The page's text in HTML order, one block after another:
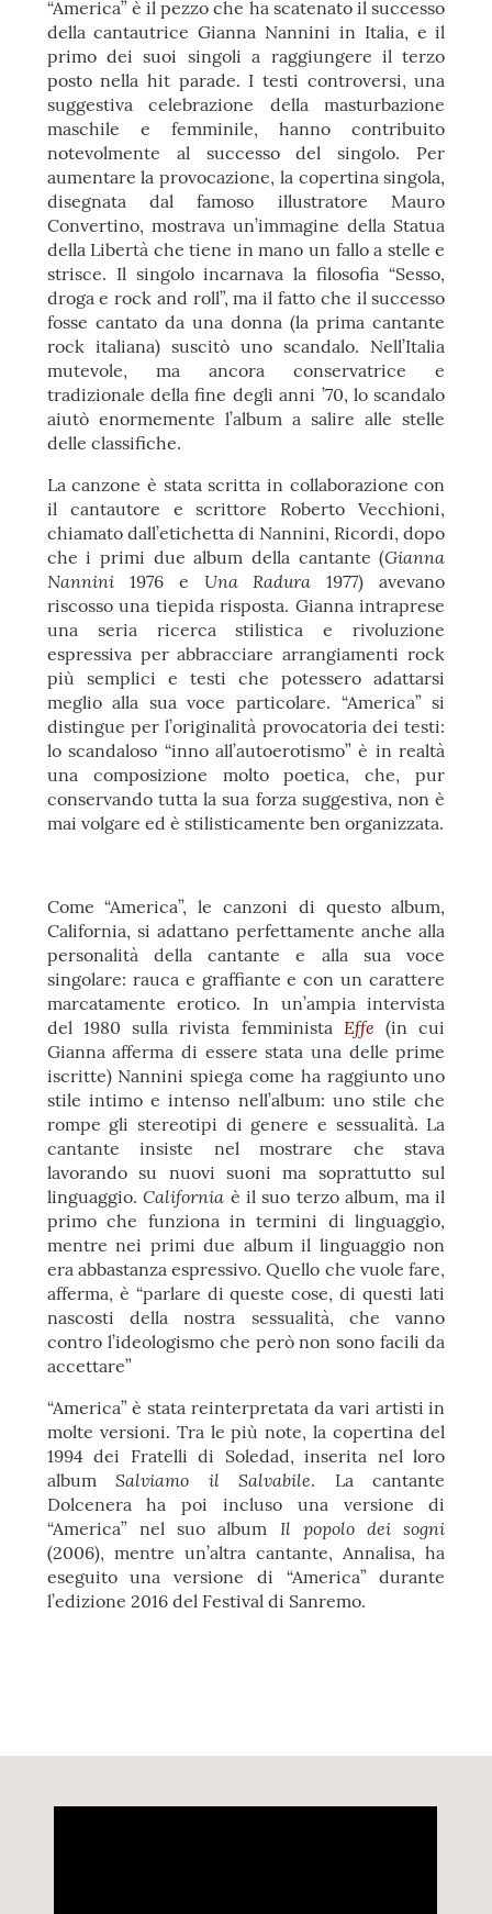
“America” è il pezzo che ha scatenato il successo
della cantautrice Gianna Nannini in Italia, e il
primo dei suoi singoli a raggiungere il terzo
posto nella hit parade. I testi controversi, una
suggestiva celebrazione della masturbazione
maschile e femminile, hanno contribuito
notevolmente al successo del singolo. Per
aumentare la provocazione, la copertina singola,
disegnata dal famoso illustratore Mauro
Convertino, mostrava un’immagine della Statua
della Libertà che tiene in mano un fallo a stelle e
strisce. Il singolo incarnava la filosofia “Sesso,
droga e rock and roll”, ma il fatto che il successo
fosse cantato da una donna (la prima cantante
rock italiana) suscitò uno scandalo. Nell’Italia
mutevole, ma ancora conservatrice e
tradizionale della fine degli anni ’70, lo scandalo
aiutò enormemente l’album a salire alle stelle
delle classifiche.
La canzone è stata scritta in collaborazione con
il cantautore e scrittore Roberto Vecchioni,
chiamato dall’etichetta di Nannini, Ricordi, dopo
che i primi due album della cantante (Gianna
Nannini1976 e Una Radura 1977) avevano
riscosso una tiepida risposta. Gianna intraprese
una seria ricerca stilistica e rivoluzione
espressiva per abbracciare arrangiamenti rock
più semplici e testi che potessero adattarsi
meglio alla sua voce particolare. “America” si
distingue per l’originalità provocatoria dei testi:
lo scandaloso “inno all’autoerotismo” è in realtà
una composizione molto poetica, che, pur
conservando tutta la sua forza suggestiva, non è
mai volgare ed è stilisticamente ben organizzata.
Come “America”, le canzoni di questo album,
California, si adattano perfettamente anche alla
personalità della cantante e alla sua voce
singolare: rauca e graffiante e con un carattere
marcatamente erotico. In un’ampia intervista
del 1980 sulla rivista femminista Effe (in cui
Gianna afferma di essere stata una delle prime
iscritte) Nannini spiega come ha raggiunto uno
stile intimo e intenso nell’album: uno stile che
rompe gli stereotipi di genere e sessualità. La
cantante insiste nel mostrare che stava
lavorando su nuovi suoni ma soprattutto sul
linguaggio.California è il suo terzo album, ma il
primo che funziona in termini di linguaggio,
mentre nei primi due album il linguaggio non
era abbastanza espressivo. Quello che vuole fare,
afferma, è “parlare di queste cose, di questi lati
nascosti della nostra sessualità, che vanno
contro l’ideologismo che però non sono facili da
accettare”
“America” è stata reinterpretata da vari artisti in
molte versioni. Tra le più note, la copertina del
1994 dei Fratelli di Soledad, inserita nel loro
albumSalviamo il Salvabile. La cantante
Dolcenera ha poi incluso una versione di
“America” nel suo album Il popolo dei sogni
(2006), mentre un’altra cantante, Annalisa, ha
eseguito una versione di “America” durante
l’edizione 2016 del Festival di Sanremo.